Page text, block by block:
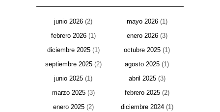
junio 2026 (2) mayo 2026(1)
febrero 2026(1) enero 2026(3)
diciembre 2025(1) octubre 2025 (1)
septiembre 2025(2) agosto 2025 (1)
junio 2025 (1) abril 2025(3)
marzo 2025(3) febrero 2025(2)
enero 2025(2) diciembre 2024(1)